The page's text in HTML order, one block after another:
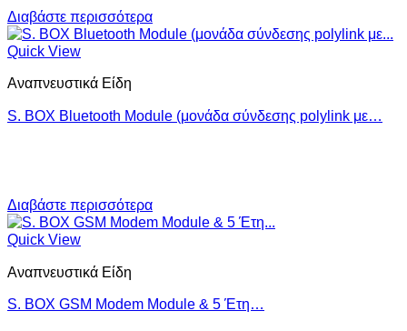
Διαβάστε περισσότερα
Quick View
Αναπνευστικά Είδη
S. BOX Bluetooth Module (μονάδα σύνδεσης polylink με…
Διαβάστε περισσότερα
Quick View
Αναπνευστικά Είδη
S. BOX GSM Modem Module & 5 Έτη…